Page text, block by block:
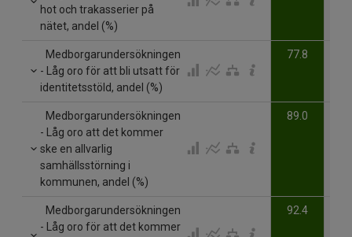
hot och trakasserier på
nätet, andel (%)
Medborgarundersökningen
- Låg oro för att bli utsatt för
identitetsstöld, andel (%)
77.8
Medborgarundersökningen
- Låg oro att det kommer
ske en allvarlig
samhällsstörning i
kommunen, andel (%)
89.0
Medborgarundersökningen
- Låg oro för att det kommer
92.4